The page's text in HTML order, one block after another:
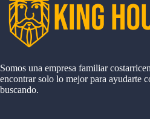
Somos una empresa familiar
encontrar solo lo mejor para ayudarte
buscando.